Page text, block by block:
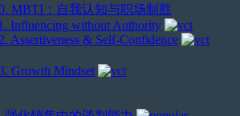
MBTI：自我认知与职场制胜
Influencing without Authority
Assertiveness & Self-Confidence
Growth Mindset